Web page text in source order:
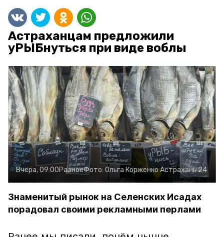
Астраханцам предложили
уРЫБнуться при виде воблы
Вчера, 09:00РазноеФото: Ольга КорженкоАстрахань 24
Знаменитый рынок на Селенских Исадах
порадовал своими рекламными перлами